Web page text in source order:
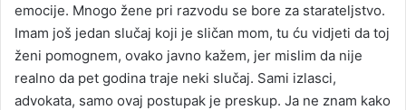
emocije. Mnogo žene pri razvodu se bore za starateljstvo.
Imam još jedan slučaj koji je sličan mom, tu ću vidjeti da toj
ženi pomognem, ovako javno kažem, jer mislim da nije
realno da pet godina traje neki slučaj. Sami izlasci,
advokata, samo ovaj postupak je preskup. Ja ne znam kako